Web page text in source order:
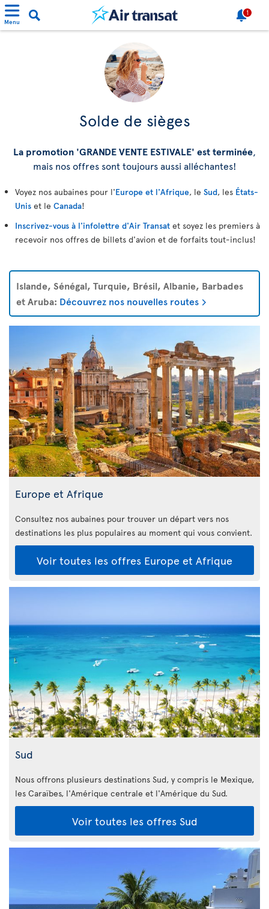
Menu
1
Solde de sièges
La promotion 'GRANDE VENTE ESTIVALE' est terminée,
mais nos offres sont toujours aussi alléchantes!
Voyez nos aubaines pour l'Europe et l'Afrique, le Sud, les États-
Unis et le Canada!
Inscrivez-vous à l'infolettre d'Air Transat et soyez les premiers à
recevoir nos offres de billets d'avion et de forfaits tout-inclus!
Islande, Sénégal, Turquie, Brésil, Albanie, Barbades
et Aruba: Découvrez nos nouvelles routes
Europe et Afrique
Consultez nos aubaines pour trouver un départ vers nos
destinations les plus populaires au moment qui vous convient.
Voir toutes les offres Europe et Afrique
Sud
Nous offrons plusieurs destinations Sud, y compris le Mexique,
les Caraïbes, l'Amérique centrale et l'Amérique du Sud.
Voir toutes les offres Sud